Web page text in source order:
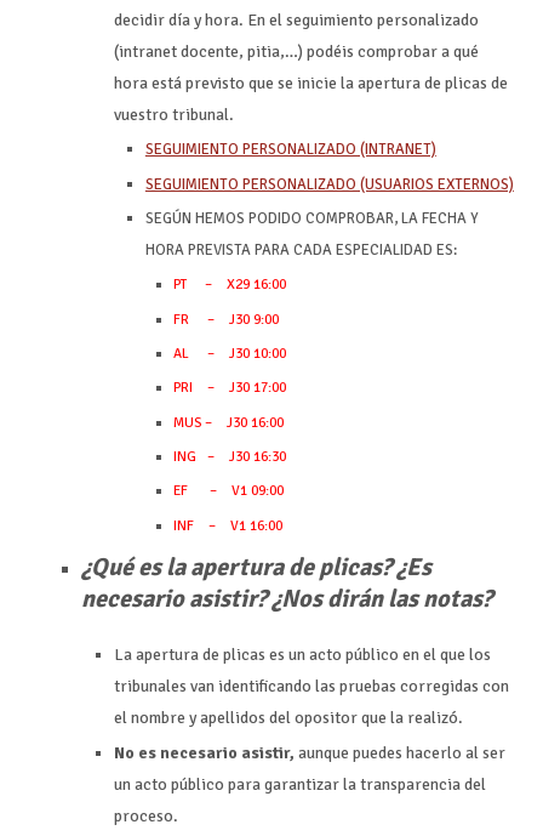
decidir día y hora. En el seguimiento personalizado
(intranet docente, pitia,…) podéis comprobar a qué
hora está previsto que se inicie la apertura de plicas de
vuestro tribunal.
SEGUIMIENTO PERSONALIZADO (INTRANET)
SEGUIMIENTO PERSONALIZADO (USUARIOS EXTERNOS)
SEGÚN HEMOS PODIDO COMPROBAR, LA FECHA Y
HORA PREVISTA PARA CADA ESPECIALIDAD ES:
PT – X29 16:00
FR – J30 9:00
AL – J30 10:00
PRI – J30 17:00
MUS – J30 16:00
ING – J30 16:30
EF – V1 09:00
INF – V1 16:00
¿Qué es la apertura de plicas? ¿Es
necesario asistir? ¿Nos dirán las notas?
La apertura de plicas es un acto público en el que los
tribunales van identificando las pruebas corregidas con
el nombre y apellidos del opositor que la realizó.
No es necesario asistir, aunque puedes hacerlo al ser
un acto público para garantizar la transparencia del
proceso.